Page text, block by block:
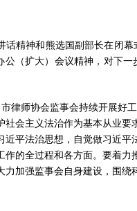
精神和熊选国副部长在闭幕
（扩大）会议精神，对下一
律师协会监事会持续开展好
会主义法治作为基本从业要
平法治思想，自觉做习近平
的全过程和各方面。要着力
加强监事会自身建设，围绕